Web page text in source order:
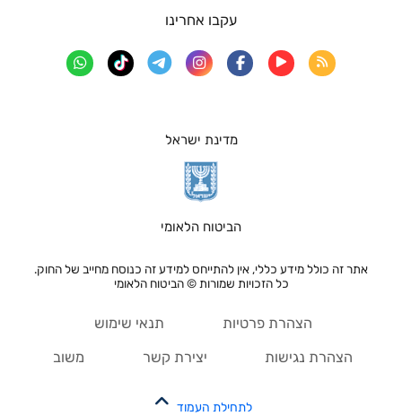
מדינת ישראל
הביטוח הלאומי
אתר זה כולל מידע כללי, אין להתייחס למידע זה כנוסח מחייב של החוק.
כל הזכויות שמורות © הביטוח הלאומי
עקבו אחרינו
הצהרת פרטיות תנאי שימוש
הצהרת נגישות יצירת קשר משוב
לתחילת העמוד